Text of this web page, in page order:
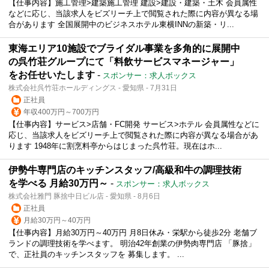
【仕事内容】施工管理>建築施工管理 建設>建設・建築・土木 会員属性
などに応じ、当該求人をビズリーチ上で閲覧された際に内容が異なる場
合があります 全国展開中のビジネスホテル東横INNの新築・リ...
東海エリア10施設でブライダル事業を多角的に展開中
の呉竹荘グループにて「料飲サービスマネージャー」
をお任せいたします - スポンサー：求人ボックス
株式会社呉竹荘ホールディングス - 愛知県 - 7月31日
正社員
年収400万円～700万円
【仕事内容】サービス>店舗・FC開発 サービス>ホテル 会員属性などに
応じ、当該求人をビズリーチ上で閲覧された際に内容が異なる場合があ
ります 1948年に割烹料亭からはじまった呉竹荘。現在はホ...
伊勢牛専門店のキッチンスタッフ/高級和牛の調理技術
を学べる 月給30万円～ - スポンサー：求人ボックス
株式会社雅門 豚捨中日ビル店 - 愛知県 - 8月6日
正社員
月給30万円～40万円
【仕事内容】月給30万円～40万円 月8日休み・栄駅から徒歩2分 老舗ブ
ランドの調理技術を学べます。 明治42年創業の伊勢肉専門店 「豚捨」
で、正社員のキッチンスタッフを 募集します。 ...